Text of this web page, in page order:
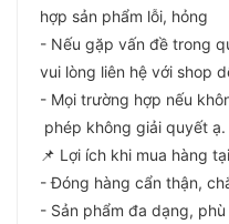
hợp sản phẩm lỗi, hỏng
- Nếu gặp vấn đề trong
vui lòng liên hệ với shop
- Mọi trường hợp nếu
phép không giải quyết
📌 Lợi ích khi mua hàng
- Đóng hàng cẩn thận,
- Sản phẩm đa dạng,